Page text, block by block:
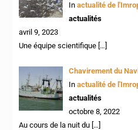
Inactualité de
actualités
avril 9, 2023
Une équipe scientifique […]
Chavirement du
Inactualité de
actualités
octobre 8, 2022
Au cours de la nuit du […]